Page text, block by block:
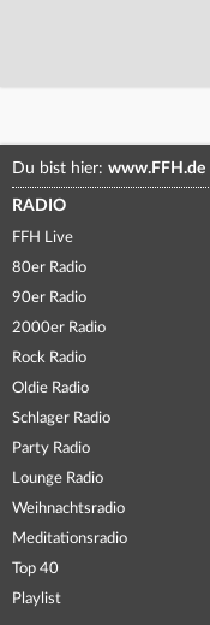
Du bist hier: www.FFH.de
RADIO
FFH Live
80er Radio
90er Radio
2000er Radio
Rock Radio
Oldie Radio
Schlager Radio
Party Radio
Lounge Radio
Weihnachtsradio
Meditationsradio
Top 40
Playlist